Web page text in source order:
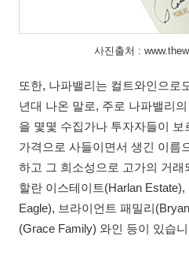
사진출처 :
또한, 나파밸리는 컬트와인으로
년대 나온 말로, 주로 나파밸리
을 몇몇 수집가나 투자자들이
가격으로 사들이면서 생긴 이름
하고 그 희소성으로 고가의 거래
할란 이스테이트(Harlan
Eagle), 브라이언트 패밀리
(Grace Family) 와인 등이 있습